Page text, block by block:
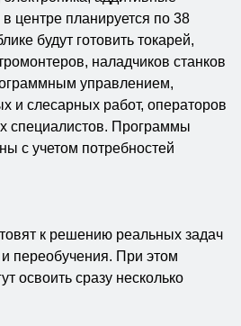
центре планируется по 38
будут готовить токарей,
наладчиков станков
управлением,
и слесарных работ, операторов
специалистов. Программы
с учетом потребностей
к решению реальных задач
переобучения. При этом
освоить сразу несколько